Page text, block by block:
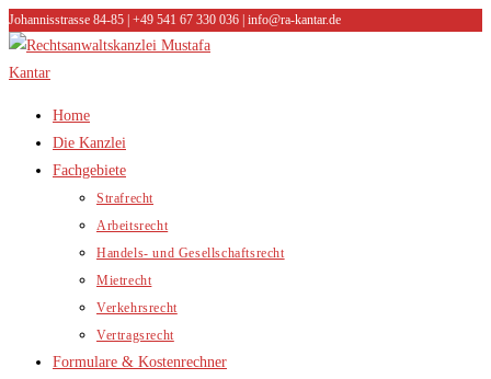
Zum
Inhalt
springen
Johannisstrasse 84-85 | +49 541 67 330 036 | info@ra-kantar.de
Home
Die Kanzlei
Fachgebiete
Strafrecht
Arbeitsrecht
Handels- und Gesellschaftsrecht
Mietrecht
Verkehrsrecht
Vertragsrecht
Formulare & Kostenrechner